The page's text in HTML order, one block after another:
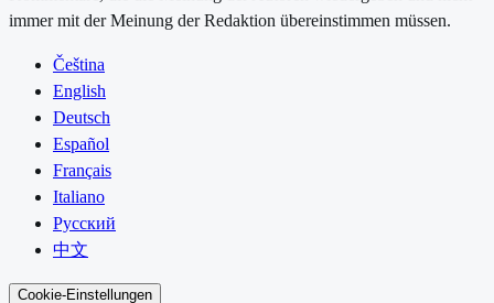
immer mit der Meinung der Redaktion übereinstimmen müssen.
Čeština
English
Deutsch
Español
Français
Italiano
Русский
中文
Cookie-Einstellungen